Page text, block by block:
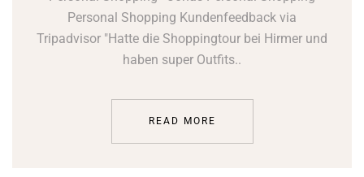
Personal Shopping Kundenfeedback via
Tripadvisor "Hatte die Shoppingtour bei Hirmer und
haben super Outfits..
READ MORE